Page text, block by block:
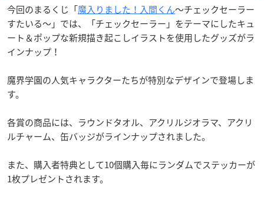
今回のまるくじ「魔入りました！入間くん～チェックセーラー
すたいる～」では、「チェックセーラー」をテーマにしたキュ
ート＆ポップな新規描き起こしイラストを使用したグッズがラ
インナップ！
魔界学園の人気キャラクターたちが特別なデザインで登場しま
す。
各賞の商品には、ラウンドタオル、アクリルジオラマ、アクリ
ルチャーム、缶バッジがラインナップされました。
また、購入者特典として10個購入毎にランダムでステッカーが
1枚プレゼントされます。